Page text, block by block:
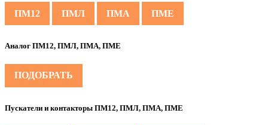
ПМ12 ПМЛ ПМА ПМЕ
Аналог ПМ12, ПМЛ, ПМА, ПМЕ
ПОДОБРАТЬ
Пускатели и контакторы ПМ12, ПМЛ, ПМА, ПМЕ